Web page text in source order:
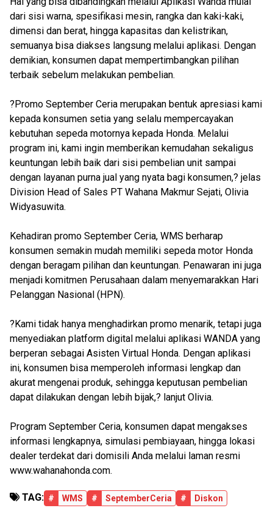
dari sisi warna, spesifikasi mesin, rangka dan kaki-kaki,
dimensi dan berat, hingga kapasitas dan kelistrikan,
semuanya bisa diakses langsung melalui aplikasi. Dengan
demikian, konsumen dapat mempertimbangkan pilihan
terbaik sebelum melakukan pembelian.
?Promo September Ceria merupakan bentuk apresiasi kami
kepada konsumen setia yang selalu mempercayakan
kebutuhan sepeda motornya kepada Honda. Melalui
program ini, kami ingin memberikan kemudahan sekaligus
keuntungan lebih baik dari sisi pembelian unit sampai
dengan layanan purna jual yang nyata bagi konsumen,? jelas
Division Head of Sales PT Wahana Makmur Sejati, Olivia
Widyasuwita.
Kehadiran promo September Ceria, WMS berharap
konsumen semakin mudah memiliki sepeda motor Honda
dengan beragam pilihan dan keuntungan. Penawaran ini juga
menjadi komitmen Perusahaan dalam menyemarakkan Hari
Pelanggan Nasional (HPN).
?Kami tidak hanya menghadirkan promo menarik, tetapi juga
menyediakan platform digital melalui aplikasi WANDA yang
berperan sebagai Asisten Virtual Honda. Dengan aplikasi
ini, konsumen bisa memperoleh informasi lengkap dan
akurat mengenai produk, sehingga keputusan pembelian
dapat dilakukan dengan lebih bijak,? lanjut Olivia.
Program September Ceria, konsumen dapat mengakses
informasi lengkapnya, simulasi pembiayaan, hingga lokasi
dealer terdekat dari domisili Anda melalui laman resmi
www.wahanahonda.com.
TAG: # WMS # SeptemberCeria # Diskon